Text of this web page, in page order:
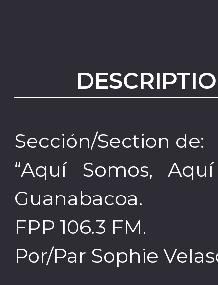
Sección/Section de:
“Aquí Somos,
Guanabacoa.
FPP 106.3 FM.
Por/Par Sophie